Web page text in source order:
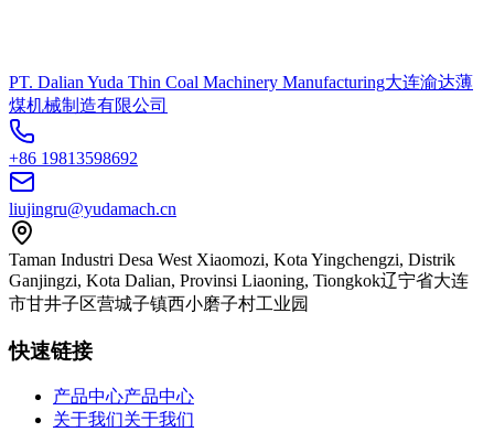
PT. Dalian Yuda Thin Coal Machinery Manufacturing大连渝达薄
煤机械制造有限公司
+86 19813598692
liujingru@yudamach.cn
Taman Industri Desa West Xiaomozi, Kota Yingchengzi, Distrik
Ganjingzi, Kota Dalian, Provinsi Liaoning, Tiongkok辽宁省大连
市甘井子区营城子镇西小磨子村工业园
快速链接
产品中心产品中心
关于我们关于我们